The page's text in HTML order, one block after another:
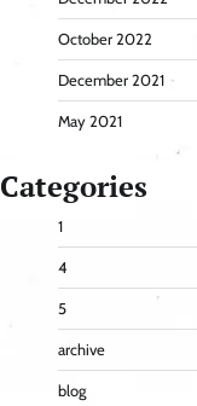
October 2022
December 2021
May 2021
Categories
1
4
5
archive
blog